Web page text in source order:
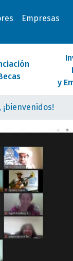
Empresas
y
¡bienvenidos!